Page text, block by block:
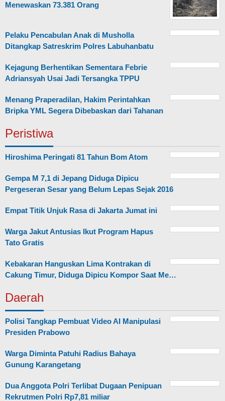
Menewaskan 73.381 Orang
Pelaku Pencabulan Anak di Musholla
Ditangkap Satreskrim Polres Labuhanbatu
Kejagung Berhentikan Sementara Febrie
Adriansyah Usai Jadi Tersangka TPPU
Menang Praperadilan, Hakim Perintahkan
Bripka YML Segera Dibebaskan dari Tahanan
Peristiwa
Hiroshima Peringati 81 Tahun Bom Atom
Gempa M 7,1 di Jepang Diduga Dipicu
Pergeseran Sesar yang Belum Lepas Sejak 2016
Empat Titik Unjuk Rasa di Jakarta Jumat ini
Warga Jakut Antusias Ikut Program Hapus
Tato Gratis
Kebakaran Hanguskan Lima Kontrakan di
Cakung Timur, Diduga Dipicu Kompor Saat Me…
Daerah
Polisi Tangkap Pembuat Video AI Manipulasi
Presiden Prabowo
Warga Diminta Patuhi Radius Bahaya
Gunung Karangetang
Dua Anggota Polri Terlibat Dugaan Penipuan
Rekrutmen Polri Rp7,81 miliar